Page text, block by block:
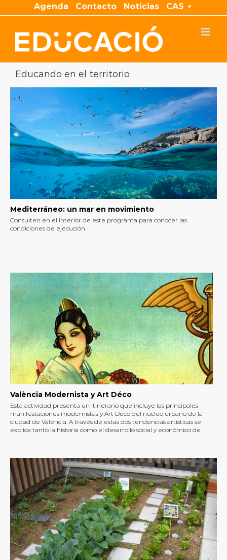
al
contenido
Agenda Contacto Noticias CAS
Educando en el territorio
Mediterráneo: un mar en movimiento
Consulten en el interior de este programa para conocer las
condiciones de ejecución.
València Modernista y Art Déco
Esta actividad presenta un itinerario que incluye las principales
manifestaciones modernistas y Art Déco del núcleo urbano de la
ciudad de València. A través de estas dos tendencias artísticas se
explica tanto la historia como el desarrollo social y económico de